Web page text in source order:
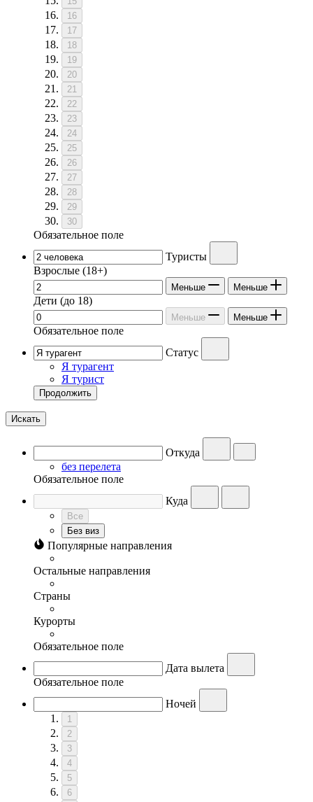
16
17
18
19
20
21
22
23
24
25
26
27
28
29
30
Обязательное поле
Туристы
Взрослые (18+)
Меньше Меньше
Дети (до 18)
Меньше Меньше
Обязательное поле
Статус
Я турагент
Я турист
Продолжить
Искать
Откуда
без перелета
Обязательное поле
Куда
Все
Без виз
Популярные направления
Остальные направления
Страны
Курорты
Обязательное поле
Дата вылета
Обязательное поле
Ночей
1
2
3
4
5
6